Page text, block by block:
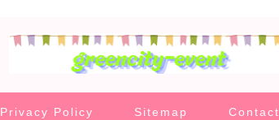
Privacy Policy Sitemap Contact